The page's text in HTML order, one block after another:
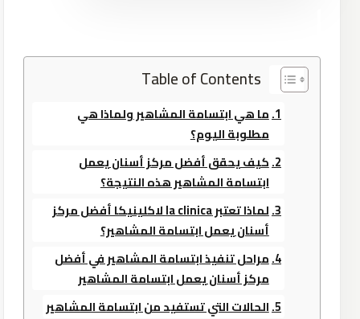
Table of Contents
ما هي ابتسامة المشاهير ولماذا هي
مطلوبة اليوم؟
كيف يحقق أفضل مركز أسنان يعمل
ابتسامة المشاهير هذه النتيجة؟
لماذا تعتبر la clinica لاكلينيكا أفضل مركز
أسنان يعمل ابتسامة المشاهير؟
مراحل تنفيذ ابتسامة المشاهير في أفضل
مركز أسنان يعمل ابتسامة المشاهير
الحالات التي تستفيد من ابتسامة المشاهير